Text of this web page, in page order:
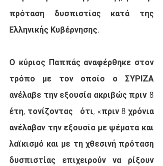
πρόταση δυσπιστίας κατά της
Ελληνικής Κυβέρνησης.
Ο κύριος Παππάς αναφέρθηκε στον
τρόπο με τον οποίο ο ΣΥΡΙΖΑ
ανέλαβε την εξουσία ακριβώς πριν 8
έτη, τονίζοντας   ότι, «πριν 8 χρόνια
ανέλαβαν την εξουσία με ψέματα και
λαϊκισμό και με τη χθεσινή πρόταση
δυσπιστίας επιχειρούν να ρίξουν